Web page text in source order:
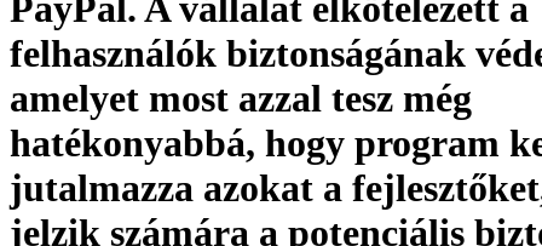
PayPal. A vállalat elkötelezett a
felhasználók biztonságának
amelyet most azzal tesz még
hatékonyabbá, hogy program
jutalmazza azokat a
jelzik számára a potenciális